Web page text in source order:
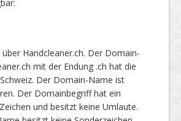
Handcleaner.ch. Der Domain-
mit der Endung .ch hat die
Der Domain-Name ist
Der Domainbegriff hat ein
und besitzt keine Umlaute.